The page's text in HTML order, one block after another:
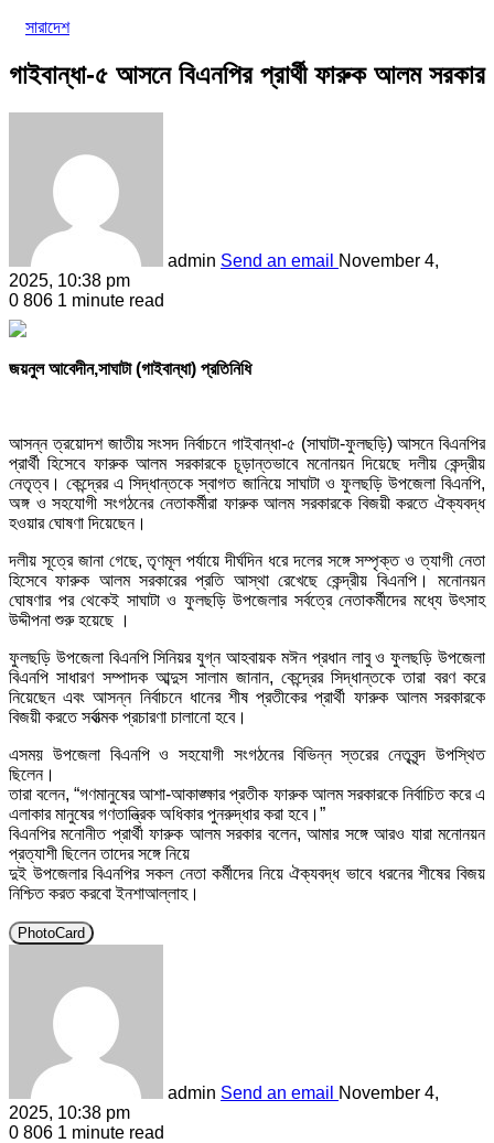
সারাদেশ
গাইবান্ধা-৫ আসনে বিএনপির প্রার্থী ফারুক আলম সরকার
admin Send an email
November 4,
2025, 10:38 pm
0 806 1 minute read
জয়নুল আবেদীন,সাঘাটা (গাইবান্ধা) প্রতিনিধি
আসন্ন ত্রয়োদশ জাতীয় সংসদ নির্বাচনে গাইবান্ধা-৫ (সাঘাটা-ফুলছড়ি) আসনে বিএনপির
প্রার্থী হিসেবে ফারুক আলম সরকারকে চূড়ান্তভাবে মনোনয়ন দিয়েছে দলীয় কেন্দ্রীয়
নেতৃত্ব। কেন্দ্রের এ সিদ্ধান্তকে স্বাগত জানিয়ে সাঘাটা ও ফুলছড়ি উপজেলা বিএনপি,
অঙ্গ ও সহযোগী সংগঠনের নেতাকর্মীরা ফারুক আলম সরকারকে বিজয়ী করতে ঐক্যবদ্ধ
হওয়ার ঘোষণা দিয়েছেন।
দলীয় সূত্রে জানা গেছে, তৃণমূল পর্যায়ে দীর্ঘদিন ধরে দলের সঙ্গে সম্পৃক্ত ও ত্যাগী নেতা
হিসেবে ফারুক আলম সরকারের প্রতি আস্থা রেখেছে কেন্দ্রীয় বিএনপি। মনোনয়ন
ঘোষণার পর থেকেই সাঘাটা ও ফুলছড়ি উপজেলার সর্বত্রে নেতাকর্মীদের মধ্যে উৎসাহ
উদ্দীপনা শুরু হয়েছে ।
ফুলছড়ি উপজেলা বিএনপি সিনিয়র যুগ্ন আহবায়ক মঈন প্রধান লাবু ও ফুলছড়ি উপজেলা
বিএনপি সাধারণ সম্পাদক আব্দুস সালাম জানান, কেন্দ্রের সিদ্ধান্তকে তারা বরণ করে
নিয়েছেন এবং আসন্ন নির্বাচনে ধানের শীষ প্রতীকের প্রার্থী ফারুক আলম সরকারকে
বিজয়ী করতে সর্বাত্মক প্রচারণা চালানো হবে।
এসময় উপজেলা বিএনপি ও সহযোগী সংগঠনের বিভিন্ন স্তরের নেতৃবৃন্দ উপস্থিত
ছিলেন।
তারা বলেন, “গণমানুষের আশা-আকাঙ্ক্ষার প্রতীক ফারুক আলম সরকারকে নির্বাচিত করে এ
এলাকার মানুষের গণতান্ত্রিক অধিকার পুনরুদ্ধার করা হবে।”
বিএনপির মনোনীত প্রার্থী ফারুক আলম সরকার বলেন, আমার সঙ্গে আরও যারা মনোনয়ন
প্রত্যাশী ছিলেন তাদের সঙ্গে নিয়ে
দুই উপজেলার বিএনপির সকল নেতা কর্মীদের নিয়ে ঐক্যবদ্ধ ভাবে ধরনের শীষের বিজয়
নিশ্চিত করত করবো ইনশাআল্লাহ।
PhotoCard
admin Send an email
November 4,
2025, 10:38 pm
0 806 1 minute read